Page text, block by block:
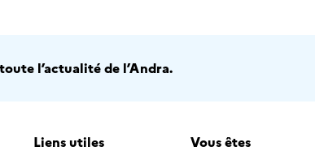
l’actualité de l’Andra.
Liens utiles Vous êtes